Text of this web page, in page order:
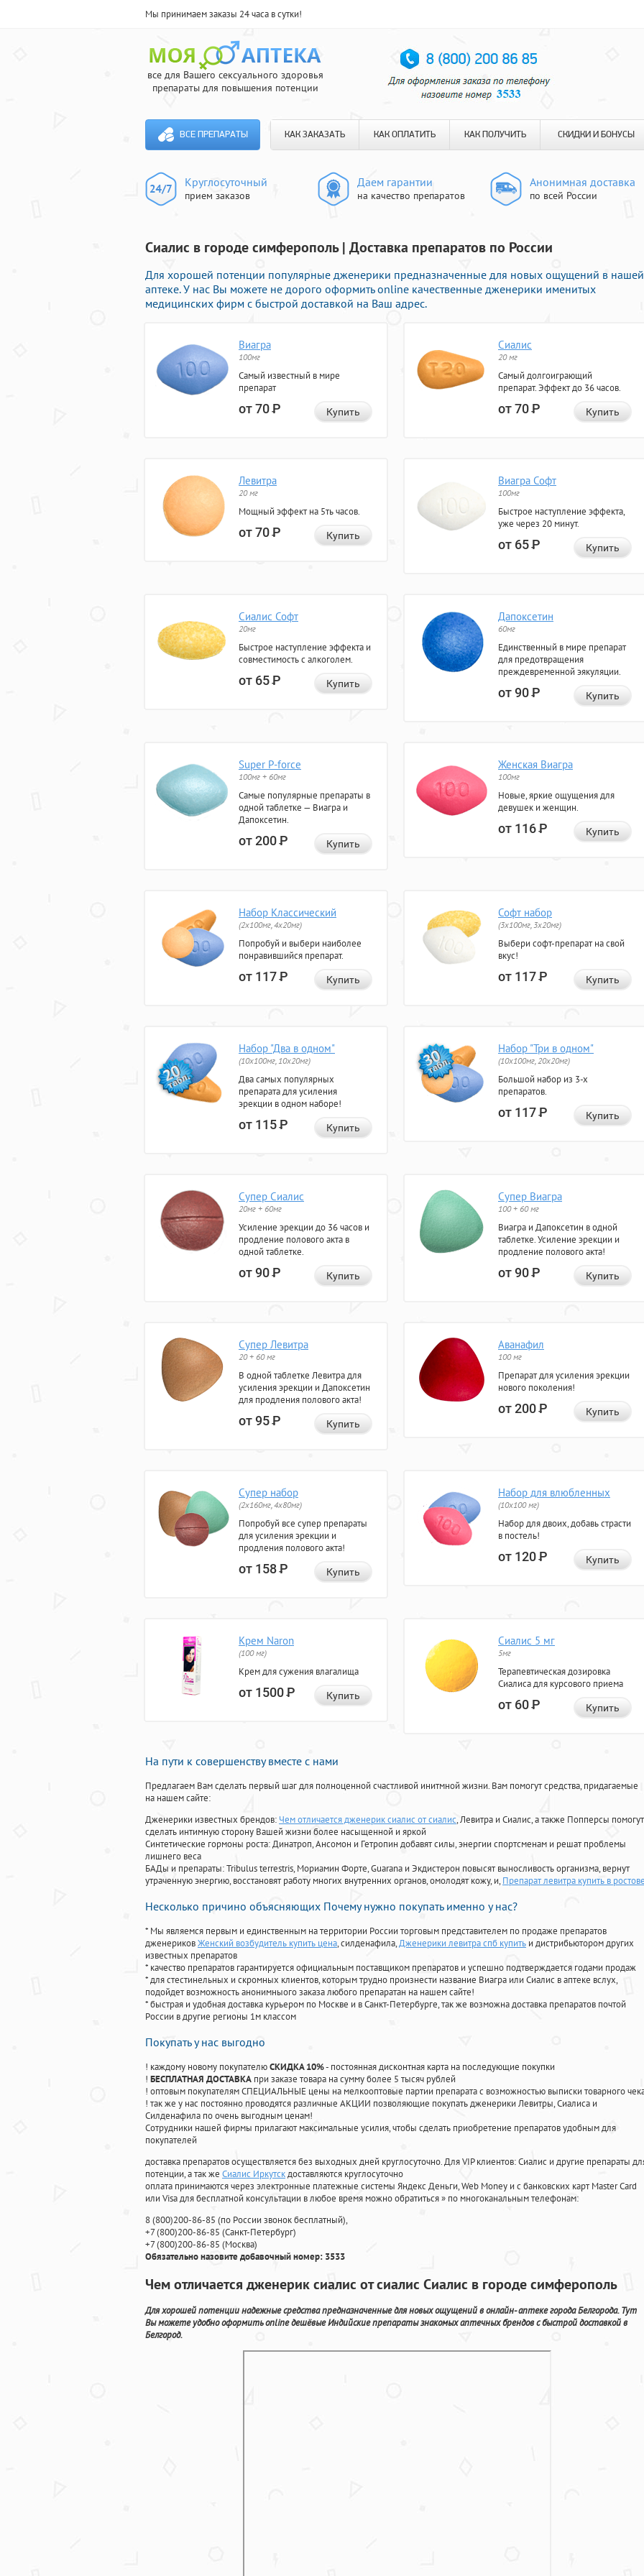
Мы принимаем заказы 24 часа в сутки!
все для Вашего сексуального здоровья
препараты для повышения потенции
ВСЕ ПРЕПАРАТЫ КАК ЗАКАЗАТЬ КАК ОПЛАТИТЬ КАК ПОЛУЧИТЬ СКИДКИ И БОНУСЫ
Круглосуточный
прием заказов
Даем гарантии
на качество препаратов
Анонимная доставка
по всей России
Сиалис в городе симферополь | Доставка препаратов по России
Для хорошей потенции популярные дженерики предназначенные для новых ощущений в нашей
аптеке. У нас Вы можете не дорого оформить online качественные дженерики именитых
медицинских фирм с быстрой доставкой на Ваш адрес.
Виагра
100мг
Самый известный в мире
препарат
от 70Р Купить
Сиалис
20 мг
Самый долгоиграющий
препарат. Эффект до 36 часов.
от 70Р Купить
Левитра
20 мг
Мощный эффект на 5ть часов.
от 70Р Купить
Виагра Софт
100мг
Быстрое наступление эффекта,
уже через 20 минут.
от 65Р Купить
Сиалис Софт
20мг
Быстрое наступление эффекта и
совместимость с алкоголем.
от 65Р Купить
Дапоксетин
60мг
Единственный в мире препарат
для предотвращения
преждевременной эякуляции.
от 90Р Купить
Super P-force
100мг + 60мг
Самые популярные препараты в
одной таблетке — Виагра и
Дапоксетин.
от 200Р Купить
Женская Виагра
100мг
Новые, яркие ощущения для
девушек и женщин.
от 116Р Купить
Набор Классический
(2x100мг, 4x20мг)
Попробуй и выбери наиболее
понравившийся препарат.
от 117Р Купить
Софт набор
(3x100мг, 3x20мг)
Выбери софт-препарат на свой
вкус!
от 117Р Купить
Набор "Два в одном"
(10x100мг, 10x20мг)
Два самых популярных
препарата для усиления
эрекции в одном наборе!
от 115Р Купить
Набор "Три в одном"
(10x100мг, 20x20мг)
Большой набор из 3-х
препаратов.
от 117Р Купить
Супер Сиалис
20мг + 60мг
Усиление эрекции до 36 часов и
продление полового акта в
одной таблетке.
от 90Р Купить
Супер Виагра
100 + 60 мг
Виагра и Дапоксетин в одной
таблетке. Усиление эрекции и
продление полового акта!
от 90Р Купить
Супер Левитра
20 + 60 мг
В одной таблетке Левитра для
усиления эрекции и Дапоксетин
для продления полового акта!
от 95Р Купить
Аванафил
100 мг
Препарат для усиления эрекции
нового поколения!
от 200Р Купить
Супер набор
(2х160мг, 4х80мг)
Попробуй все супер препараты
для усиления эрекции и
продления полового акта!
от 158Р Купить
Набор для влюбленных
(10х100 мг)
Набор для двоих, добавь страсти
в постель!
от 120Р Купить
Крем Naron
(100 мг)
Крем для сужения влагалища
от 1500Р Купить
Сиалис 5 мг
5мг
Терапевтическая дозировка
Сиалиса для курсового приема
от 60Р Купить
На пути к совершенству вместе с нами
Предлагаем Вам сделать первый шаг для полноценной счастливой инитмной жизни. Вам помогут средства, придагаемые
на нашем сайте:
Дженерики известных брендов: Чем отличается дженерик сиалис от сиалис, Левитра и Сиалис, а также Попперсы помогут
сделать интимную сторону Вашей жизни более насыщенной и яркой
Синтетические гормоны роста: Динатроп, Ансомон и Гетропин добавят силы, энергии спортсменам и решат проблемы
лишнего веса
БАДы и препараты:Tribulus terrestris, Мориамин Форте, Guarana и Экдистерон повысят выносливость организма, вернут
утраченную энергию, восстановят работу многих внутренних органов, омолодят кожу, и, Препарат левитра купить в
Несколько причино объясняющих Почему нужно покупать именно у нас?
* Мы являемся первым и единственным на территории России торговым представителем по продаже препаратов
дженериковЖенский возбудитель купить цена, силденафила,Дженерики левитра спб купить и дистрибьютором других
известных препаратов
* качество препаратов гарантируется официальным поставщиком препаратов и успешно подтверждается годами продаж
* для стестинельных и скромных клиентов, которым трудно произнести название Виагра или Сиалис в аптеке вслух,
подойдет возможность анонимныого заказа любого препаратан на нашем сайте!
* быстрая и удобная доставка курьером по Москве и в Санкт-Петербурге, так же возможна доставка препаратов почтой
России в другие регионы 1м классом
Покупать у нас выгодно
! каждому новому покупателюСКИДКА 10%- постоянная дисконтная карта на последующие покупки
! БЕСПЛАТНАЯ ДОСТАВКА при заказе товара на сумму более 5 тысяч рублей
! оптовым покупателям СПЕЦИАЛЬНЫЕ цены на мелкооптовые партии препарата с возможностью выписки товарного
! так же у нас постоянно проводятся различные АКЦИИ позволяющие покупать дженерики Левитры, Сиалиса и
Силденафила по очень выгодным ценам!
Cотрудники нашей фирмы прилагают максимальные усилия, чтобы сделать приобретение препаратов удобным для
покупателей
доставка препаратов осуществляется без выходных дней круглосуточно. Для VIP клиентов: Сиалис и другие препараты
потенции, а так же Сиалис Иркутскдоставляются круглосуточно
оплата принимаются через электронные платежные системы Яндекс Деньги, Web Money и с банковских карт Master Card
или Visa для бесплатной консультации в любое время можно обратиться» по многоканальным телефонам:
8(800)200-86-85 (по России звонок бесплатный),
+7(800)200-86-85 (Санкт-Петербург)
+7(800)200-86-85 (Москва)
Обязательно назовите добавочный номер: 3533
Чем отличается дженерик сиалис от сиалис Сиалис в городе симферополь
Для хорошей потенции надежные средства предназначенные для новых ощущений в онлайн- аптеке города Белгорода. Тут
Вы можете удобно оформить online дешёвые Индийские препараты знакомых аптечных брендов с быстрой доставкой в
Белгород.